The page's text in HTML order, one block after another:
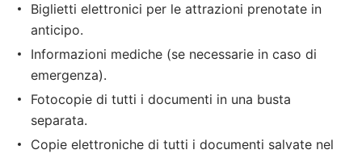
Biglietti elettronici per le attrazioni prenotate in
anticipo.
Informazioni mediche (se necessarie in caso di
emergenza).
Fotocopie di tutti i documenti in una busta
separata.
Copie elettroniche di tutti i documenti salvate nel